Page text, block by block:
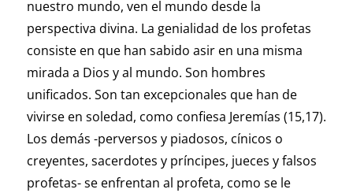
nuestro mundo, ven el mundo desde la
perspectiva divina. La genialidad de los profetas
consiste en que han sabido asir en una misma
mirada a Dios y al mundo. Son hombres
unificados. Son tan excepcionales que han de
vivirse en soledad, como confiesa Jeremías (15,17).
Los demás -perversos y piadosos, cínicos o
creyentes, sacerdotes y príncipes, jueces y falsos
profetas- se enfrentan al profeta, como se le